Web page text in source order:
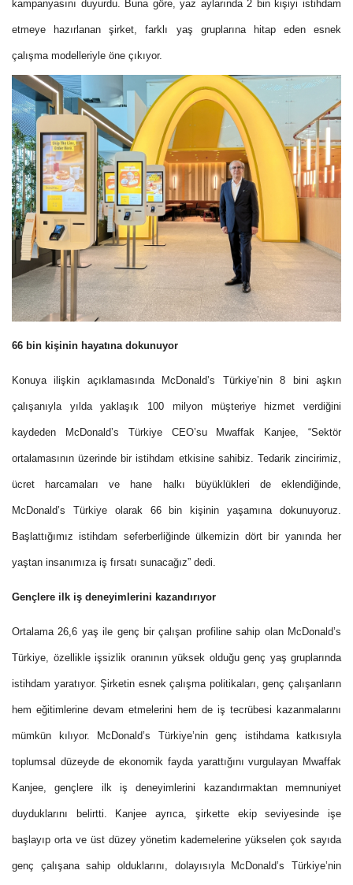
kampanyasını duyurdu. Buna göre, yaz aylarında 2 bin kişiyi istihdam
etmeye hazırlanan şirket, farklı yaş gruplarına hitap eden esnek
çalışma modelleriyle öne çıkıyor.
66 bin kişinin hayatına dokunuyor
Konuya ilişkin açıklamasında McDonald’s Türkiye’nin 8 bini aşkın
çalışanıyla yılda yaklaşık 100 milyon müşteriye hizmet verdiğini
kaydeden McDonald’s Türkiye CEO’su Mwaffak Kanjee, “Sektör
ortalamasının üzerinde bir istihdam etkisine sahibiz. Tedarik zincirimiz,
ücret harcamaları ve hane halkı büyüklükleri de eklendiğinde,
McDonald’s Türkiye olarak 66 bin kişinin yaşamına dokunuyoruz.
Başlattığımız istihdam seferberliğinde ülkemizin dört bir yanında her
yaştan insanımıza iş fırsatı sunacağız” dedi.
Gençlere ilk iş deneyimlerini kazandırıyor
Ortalama 26,6 yaş ile genç bir çalışan profiline sahip olan McDonald’s
Türkiye, özellikle işsizlik oranının yüksek olduğu genç yaş gruplarında
istihdam yaratıyor. Şirketin esnek çalışma politikaları, genç çalışanların
hem eğitimlerine devam etmelerini hem de iş tecrübesi kazanmalarını
mümkün kılıyor. McDonald’s Türkiye’nin genç istihdama katkısıyla
toplumsal düzeyde de ekonomik fayda yarattığını vurgulayan Mwaffak
Kanjee, gençlere ilk iş deneyimlerini kazandırmaktan memnuniyet
duyduklarını belirtti. Kanjee ayrıca, şirkette ekip seviyesinde işe
başlayıp orta ve üst düzey yönetim kademelerine yükselen çok sayıda
genç çalışana sahip olduklarını, dolayısıyla McDonald’s Türkiye’nin